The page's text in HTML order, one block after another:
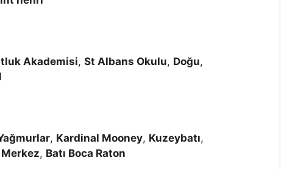
Akademisi, St Albans Okulu, Doğu,
, Kardinal Mooney, Kuzeybatı,
, Batı Boca Raton